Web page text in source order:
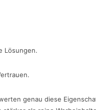
Lösungen.
genau diese